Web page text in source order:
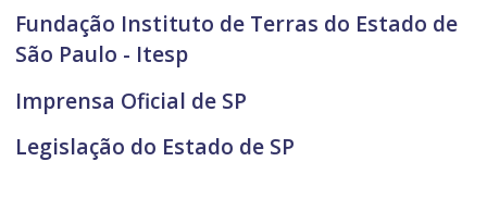
Fundação Instituto de Terras do Estado de
São Paulo - Itesp
Imprensa Oficial de SP
Legislação do Estado de SP